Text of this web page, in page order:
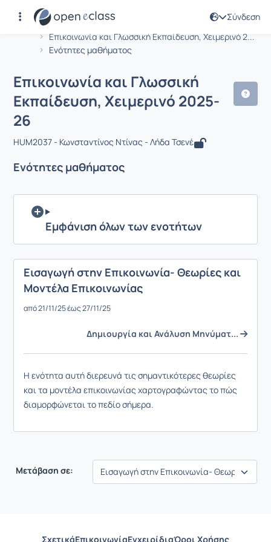
Σύνδεση
Αρχική Σελίδα
Επικοινωνία και Γλωσσική Εκπαίδευση, Χειμερινό 2...
Ενότητες μαθήματος
Μάθημα : Επικοινωνία και
Επικοινωνία και Γλωσσική
Εκπαίδευση, Χειμερινό 2025-
26
HUM2037 - Κωνσταντίνος Ντίνας - Λήδα Τσενέ
Ενότητες μαθήματος
Εμφάνιση όλων των ενοτήτων
Εισαγωγή στην Επικοινωνία- Θεωρίες και
Μοντέλα Επικοινωνίας
από 21/11/25 έως 27/11/25
Δημιουργία και Ανάλυση Μηνύματ...
Η ενότητα αυτή διερευνά τις σημαντικότερες θεωρίες
και τα μοντέλα επικοινωνίας χαρτογραφώντας το πώς
διαμορφώνεται το πεδίο σήμερα.
Μετάβαση σε:
ΣχετικάΕπικοινωνίαΕγχειρίδιαΌροι Χρήσης